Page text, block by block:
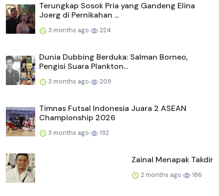
Terungkap Sosok Pria yang Gandeng Elina
Joerg di Pernikahan ...
3 months ago 224
Dunia Dubbing Berduka: Salman Borneo,
Pengisi Suara Plankton...
3 months ago 209
Timnas Futsal Indonesia Juara 2 ASEAN
Championship 2026
3 months ago 192
Zainal Menapak Takdir
2 months ago 186